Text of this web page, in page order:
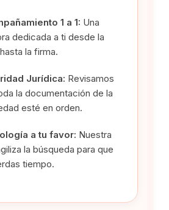
1 a 1: Una
dedicada a ti desde la
la firma.
Jurídica: Revisamos
la documentación de la
esté en orden.
a tu favor: Nuestra
la búsqueda para que
tiempo.